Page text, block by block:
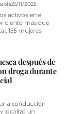
25/11/2025
activos en el
ciento más que
155 mujeres
después de
droga durante
conducción
localizó un